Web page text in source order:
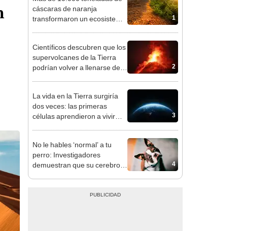
1
cáscaras de naranja
transformaron un ecosistema
los científicos
2
Científicos descubren que los
supervolcanes de la Tierra
podrían volver a llenarse de
3
La vida en la Tierra surgiría
dos veces: las primeras
células aprendieron a vivir
4
No le hables ‘normal’ a tu
perro: Investigadores
demuestran que su cerebro